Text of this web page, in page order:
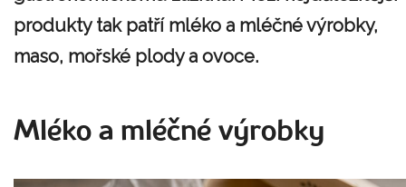
produkty tak patří mléko a mléčné výrobky,
maso, mořské plody a ovoce.
Mléko a mléčné výrobky